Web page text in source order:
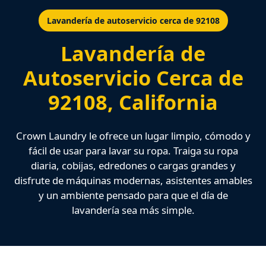
Lavandería de autoservicio cerca de 92108
Lavandería de
Autoservicio Cerca de
92108, California
Crown Laundry le ofrece un lugar limpio, cómodo y
fácil de usar para lavar su ropa. Traiga su ropa
diaria, cobijas, edredones o cargas grandes y
disfrute de máquinas modernas, asistentes amables
y un ambiente pensado para que el día de
lavandería sea más simple.